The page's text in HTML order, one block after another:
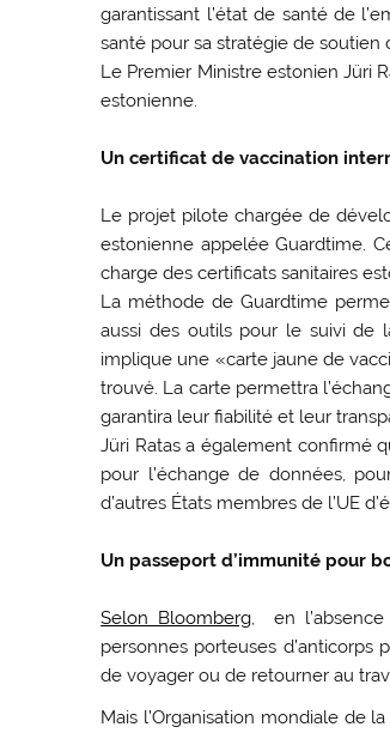
garantissant l’état de santé de
santé pour sa stratégie de soutien
Le Premier Ministre estonien Jüri
estonienne.
Un certificat de vaccination
Le projet pilote chargée de
estonienne appelée Guardtime.
charge des certificats sanitaires
La méthode de Guardtime
aussi des outils pour le suivi de
implique une «carte jaune de
trouvé. La carte permettra
garantira leur fiabilité et leur
Jüri Ratas a également confirmé
pour l’échange de données,
d’autres États membres de l’UE
Un passeport d’immunité pour
Selon Bloomberg , en
personnes porteuses
de voyager ou de retourner au
Mais l’Organisation mondiale de